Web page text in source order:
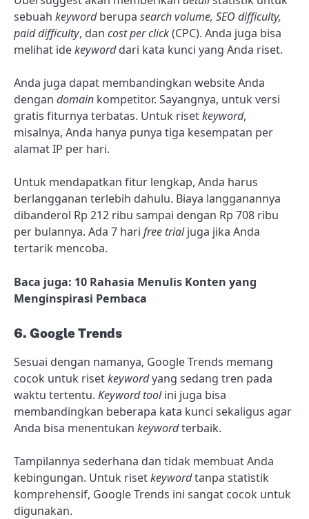
sebuah keywordberupa search volume, SEO difficulty,
paid difficulty, dan cost per click(CPC). Anda juga bisa
melihat idekeyworddari kata kunci yang Anda riset.
Anda juga dapat membandingkan website Anda
dengan domain kompetitor. Sayangnya, untuk versi
gratis fiturnya terbatas. Untuk risetkeyword,
misalnya, Anda hanya punya tiga kesempatan per
alamat IP per hari.
Untuk mendapatkan fitur lengkap, Anda harus
berlangganan terlebih dahulu. Biaya langganannya
dibanderol Rp 212 ribu sampai dengan Rp 708 ribu
per bulannya. Ada 7 hari free trialjuga jika Anda
tertarik mencoba.
Baca juga: 10 Rahasia Menulis Konten yang
Menginspirasi Pembaca
6. Google Trends
Sesuai dengan namanya, Google Trends memang
cocok untuk risetkeywordyang sedang tren pada
waktu tertentu. Keyword toolini juga bisa
membandingkan beberapa kata kunci sekaligus agar
Anda bisa menentukan keywordterbaik.
Tampilannya sederhana dan tidak membuat Anda
kebingungan. Untuk risetkeywordtanpa statistik
komprehensif, Google Trends ini sangat cocok untuk
digunakan.